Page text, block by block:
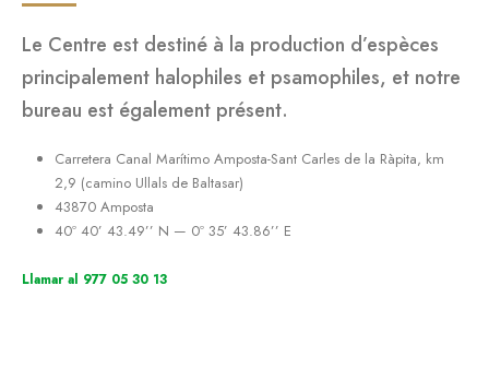
Le Centre est destiné à la production d’espèces
principalement halophiles et psamophiles, et notre
bureau est également présent.
Carretera Canal Marítimo Amposta-Sant Carles de la Ràpita, km
2,9 (camino Ullals de Baltasar)
43870 Amposta
40º 40’ 43.49’’ N — 0º 35’ 43.86’’ E
Llamar al 977 05 30 13